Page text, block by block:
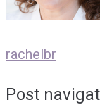
rachelbr
Post